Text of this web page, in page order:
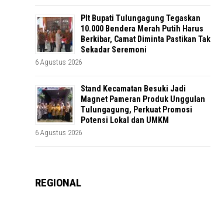
Plt Bupati Tulungagung Tegaskan
10.000 Bendera Merah Putih Harus
Berkibar, Camat Diminta Pastikan Tak
Sekadar Seremoni
6 Agustus 2026
Stand Kecamatan Besuki Jadi
Magnet Pameran Produk Unggulan
Tulungagung, Perkuat Promosi
Potensi Lokal dan UMKM
6 Agustus 2026
REGIONAL